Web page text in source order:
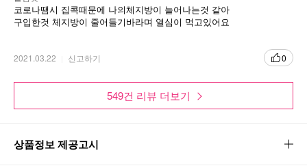
이너 뷰티 솔루션 (Inner Beauty Solution) 아모레
사람들의 꿈을 실현하기 위해 바이탈뷰티
코로나땜시 집콕때문에 나의체지방이 늘어나는것 같아
구입한것 체지방이 줄어들기바라며 열심이 먹고있어요
2021.03.22 신고하기 0
549건 리뷰 더보기
상품정보 제공고시